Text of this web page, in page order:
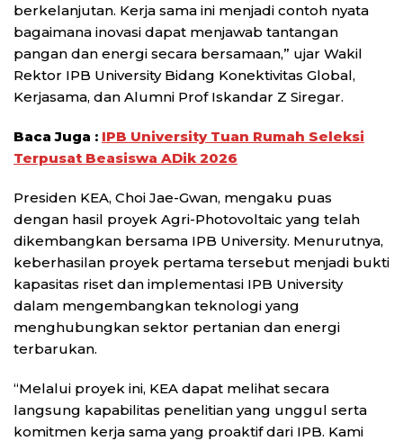
berkelanjutan. Kerja sama ini menjadi contoh nyata
bagaimana inovasi dapat menjawab tantangan
pangan dan energi secara bersamaan,” ujar Wakil
Rektor IPB University Bidang Konektivitas Global,
Kerjasama, dan Alumni Prof Iskandar Z Siregar.
Baca Juga : IPB University Tuan Rumah Seleksi
Terpusat Beasiswa ADik 2026
Presiden KEA, Choi Jae-Gwan, mengaku puas
dengan hasil proyek Agri-Photovoltaic yang telah
dikembangkan bersama IPB University. Menurutnya,
keberhasilan proyek pertama tersebut menjadi bukti
kapasitas riset dan implementasi IPB University
dalam mengembangkan teknologi yang
menghubungkan sektor pertanian dan energi
terbarukan.
“Melalui proyek ini, KEA dapat melihat secara
langsung kapabilitas penelitian yang unggul serta
komitmen kerja sama yang proaktif dari IPB. Kami